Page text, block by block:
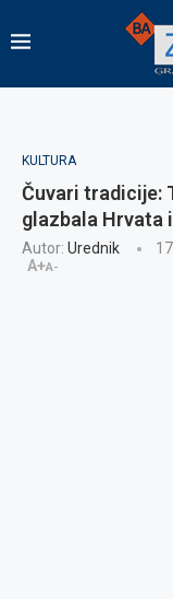
KULTURA
Čuvari tradicije:
glazbala Hrvata
Autor: Urednik
A+A-